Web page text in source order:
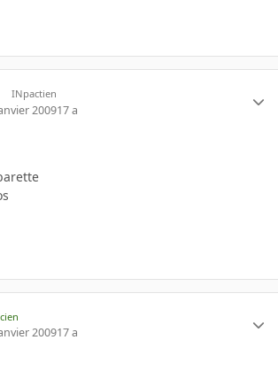
INpactien
200917 a
200917 a